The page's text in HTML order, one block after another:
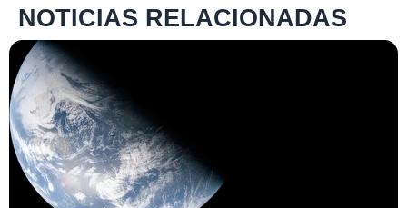
NOTICIAS RELACIONADAS